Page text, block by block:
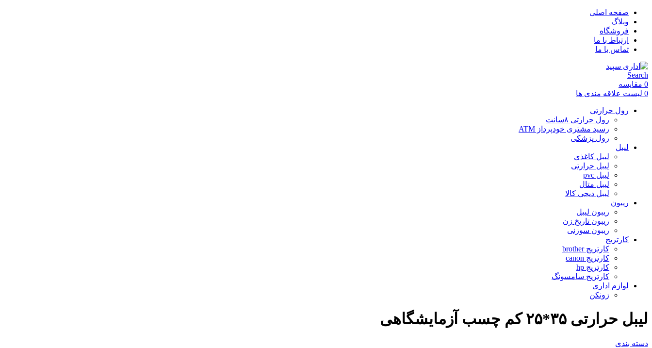
صفحه اصلی
وبلاگ
فروشگاه
ارتباط با ما
تماس با ما
Search
0 مقایسه
0 لیست علاقه مندی ها
رول حرارتی
رول حرارتی ۸سانت
رسید مشتری خودپرداز ATM
رول پزشکی
لیبل
لیبل کاغذی
لیبل حرارتی
لیبل pvc
لیبل متال
لیبل دیجی کالا
ریبون
ریبون لیبل
ریبون تاریخ زن
ریبون سوزنی
کارتریج
کارتریج brother
کارتریج canon
کارتریج hp
کارتریج سامسونگ
لوازم اداری
زونکن
لیبل حرارتی ۳۵*۲۵ کم چسب آزمایشگاهی
دسته بندی